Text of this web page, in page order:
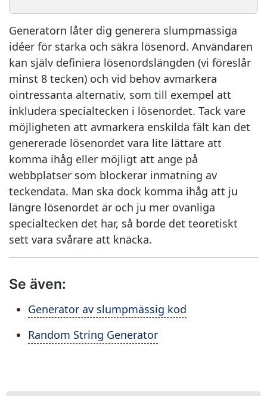
Generatorn låter dig generera slumpmässiga
idéer för starka och säkra lösenord. Användaren
kan själv definiera lösenordslängden (vi föreslår
minst 8 tecken) och vid behov avmarkera
ointressanta alternativ, som till exempel att
inkludera specialtecken i lösenordet. Tack vare
möjligheten att avmarkera enskilda fält kan det
genererade lösenordet vara lite lättare att
komma ihåg eller möjligt att ange på
webbplatser som blockerar inmatning av
teckendata. Man ska dock komma ihåg att ju
längre lösenordet är och ju mer ovanliga
specialtecken det har, så borde det teoretiskt
sett vara svårare att knäcka.
Se även:
Generator av slumpmässig kod
Random String Generator